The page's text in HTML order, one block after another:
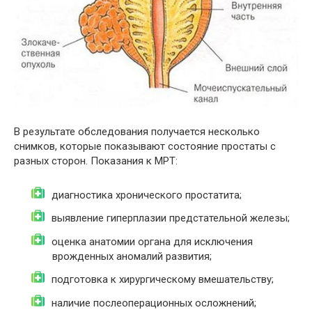
В результате обследования получается несколько
снимков, которые показывают состояние простаты с
разных сторон. Показания к МРТ:
диагностика хронического простатита;
выявление гиперплазии предстательной железы;
оценка анатомии органа для исключения
врожденных аномалий развития;
подготовка к хирургическому вмешательству;
наличие послеоперационных осложнений;